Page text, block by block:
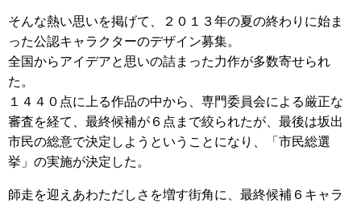
そんな熱い思いを掲げて、２０１３年の夏の終わりに始ま
った公認キャラクターのデザイン募集。
全国からアイデアと思いの詰まった力作が多数寄せられ
た。
１４４０点に上る作品の中から、専門委員会による厳正な
審査を経て、最終候補が６点まで絞られたが、最後は坂出
市民の総意で決定しようということになり、「市民総選
挙」の実施が決定した。
師走を迎えあわただしさを増す街角に、最終候補６キャラ